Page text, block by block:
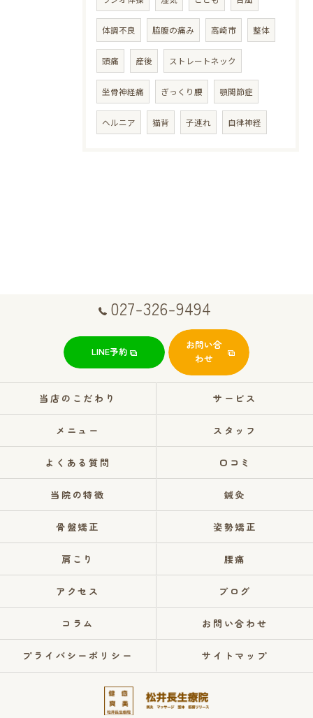
体調不良 脇腹の痛み 高崎市 整体
頭痛 産後 ストレートネック
坐骨神経痛 ぎっくり腰 顎関節症
ヘルニア 猫背 子連れ 自律神経
027-326-9494
LINE予約
お問い合
わせ
当店のこだわり サービス
メニュー スタッフ
よくある質問 口コミ
当院の特徴 鍼灸
骨盤矯正 姿勢矯正
肩こり 腰痛
アクセス ブログ
コラム お問い合わせ
プライバシーポリシー サイトマップ